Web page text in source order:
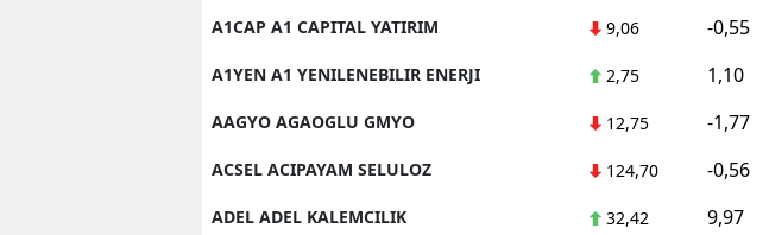
A1CAP A1 CAPITAL YATIRIM 9,06 -0,55
A1YEN A1 YENILENEBILIR ENERJI 2,75 1,10
AAGYO AGAOGLU GMYO 12,75 -1,77
ACSEL ACIPAYAM SELULOZ 124,70 -0,56
ADEL ADEL KALEMCILIK 32,42 9,97